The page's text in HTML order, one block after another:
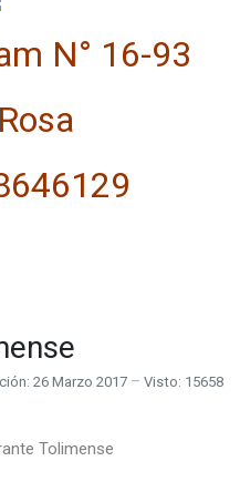
N° 16-93
26 Marzo 2017 Visto: 15658
Tolimense